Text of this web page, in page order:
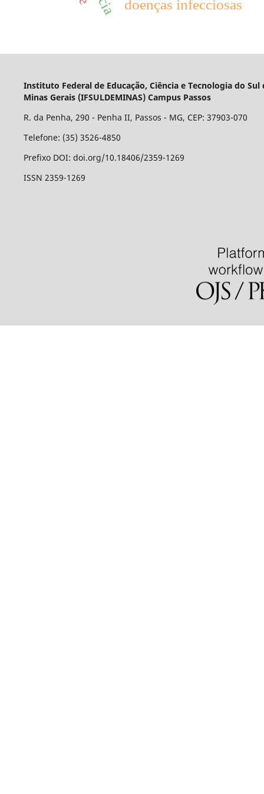
doenças infecciosas
Instituto Federal de Educação, Ciência e Tecnologia do Sul
Minas Gerais (IFSULDEMINAS) Campus Passos
R. da Penha, 290 - Penha II, Passos - MG, CEP: 37903-070
Telefone: (35) 3526-4850
Prefixo DOI: doi.org/10.18406/2359-1269
ISSN 2359-1269